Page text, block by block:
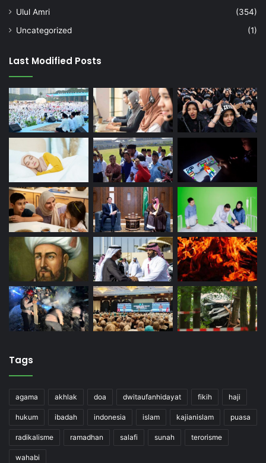
Ulul Amri
(354)
Uncategorized
(1)
Last Modified Posts
Tags
agama akhlak doa dwitaufanhidayat fikih haji
hukum ibadah indonesia islam kajianislam puasa
radikalisme ramadhan salafi sunah terorisme
wahabi